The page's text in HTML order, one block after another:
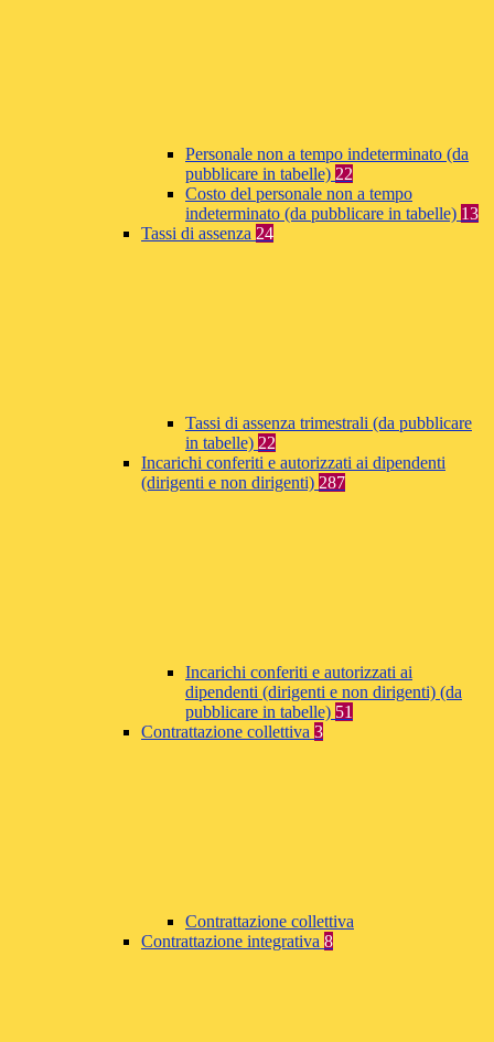
Personale non a tempo indeterminato (da
pubblicare in tabelle) 22
Costo del personale non a tempo
indeterminato (da pubblicare in tabelle) 13
Tassi di assenza 24
Tassi di assenza trimestrali (da pubblicare
in tabelle) 22
Incarichi conferiti e autorizzati ai dipendenti
(dirigenti e non dirigenti) 287
Incarichi conferiti e autorizzati ai
dipendenti (dirigenti e non dirigenti) (da
pubblicare in tabelle) 51
Contrattazione collettiva 3
Contrattazione collettiva
Contrattazione integrativa 8